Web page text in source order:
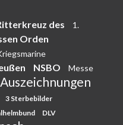
des
1.
Orden
NSBO
Messe
Auszeichnungen
3 Sterbebilder
DLV